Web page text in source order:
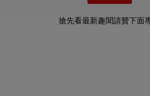
搶先看最新趣聞請贊下面